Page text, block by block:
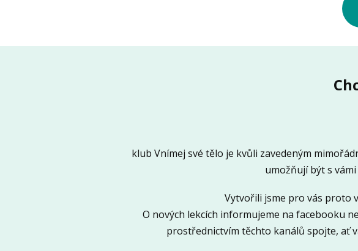
klub Vnímej své tělo je kvůli zavedeným
umožňují být s
Vytvořili jsme pro vás proto
O nových lekcích informujeme na facebooku
prostřednictvím těchto kanálů spojte, ať